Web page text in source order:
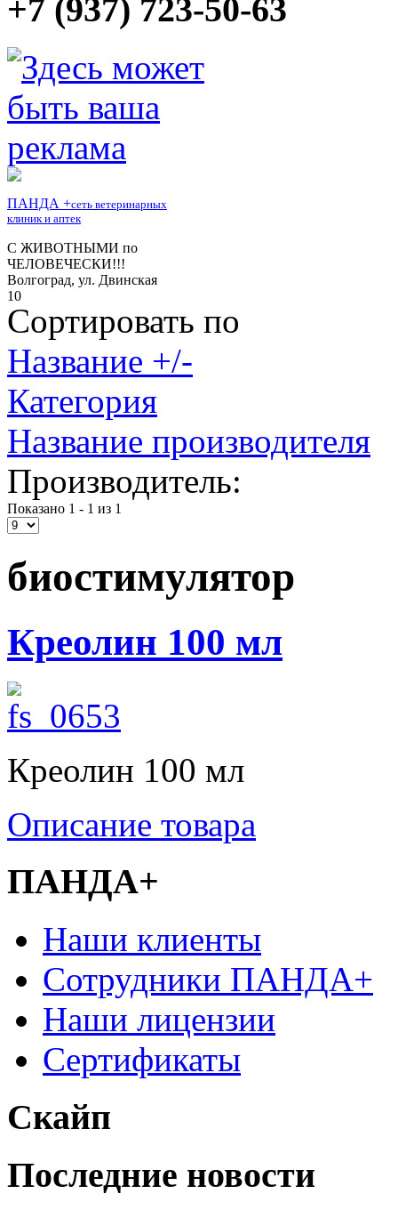
+7 (937) 723-50-63
Сортировать по
Название +/-
Категория
Название производителя
Производитель:
Показано 1 - 1 из 1
биостимулятор
Креолин 100 мл
Креолин 100 мл
Описание товара
ПАНДА+
Наши клиенты
Сотрудники ПАНДА+
Наши лицензии
Сертификаты
Скайп
Последние новости